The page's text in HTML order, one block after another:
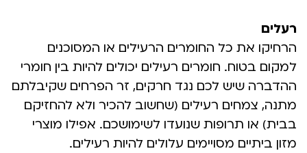
רעלים
הרחיקו את כל החומרים הרעילים או המסוכנים
למקום בטוח. חומרים רעילים יכולים להיות בין חומרי
ההדברה שיש לכם נגד חרקים, זר הפרחים שקיבלתם
מתנה, צמחים רעילים (שחשוב להכיר ולא להחזיקם
בבית) או תרופות שנועדו לשימושכם. אפילו מוצרי
מזון ביתיים מסויימים עלולים להיות רעילים.